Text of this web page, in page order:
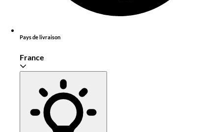
Pays de livraison
France